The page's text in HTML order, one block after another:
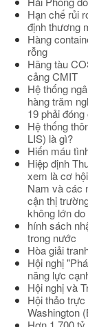
Hạn chế rủi
định thương
Hàng
rỗng
Hãng tàu
cảng CMIT
Hệ thống
hàng trăm
19 phải
Hệ thống
LIS) là gì?
Hiến máu
Hiệp định
xem là cơ
Nam và các
cận thị
không lớn
hính sách
trong nước
Hòa giải
Hội nghị
năng lực
Hội nghị và
Hội thảo
Washington